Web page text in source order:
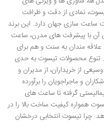
نمادی از دقت و ظرافت
ساعت سازی جهان دارد. این برند
آن با پیشرفت های مدرن، ساعت
مندان به سنت و هم برای
تنوع محصولات تیسوت به حدی
از خریداران، از مدیران و
و ماجراجویان را برآورده
گرفته تا ساعت های
همواره کیفیت ساخت بالا را در
چرا تیسوت انتخابی درخشان